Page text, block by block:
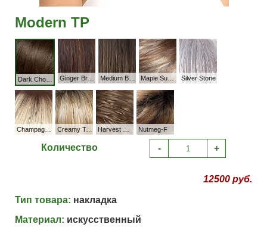
Modern TP
Maple Sugar-R Silver Stone
Creamy Toffee-R Nutmeg-F
Количество - +
12500 руб.
Тип товара: накладка
Материал: искусственный